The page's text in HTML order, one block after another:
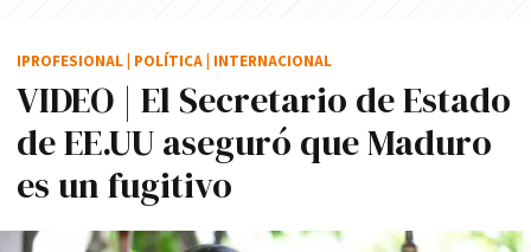
VIDEO | El Secretario de Estado
de EE.UU aseguró que Maduro
es un fugitivo
IPROFESIONAL POLÍTICA INTERNACIONAL